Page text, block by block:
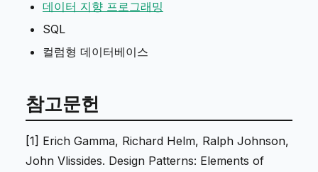
데이터 지향 프로그래밍
SQL
컬럼형 데이터베이스
참고문헌
[1] Erich Gamma, Richard Helm, Ralph Johnson,
John Vlissides. Design Patterns: Elements of